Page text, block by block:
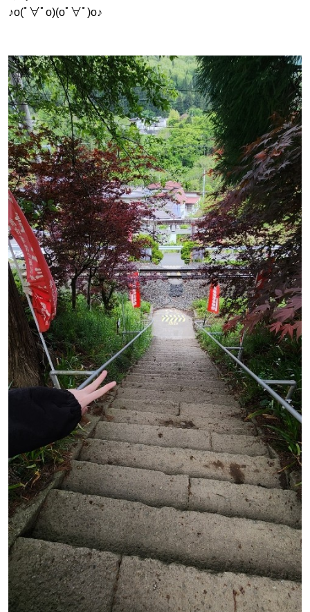
♪o(ﾟ∀ﾟo)(oﾟ∀ﾟ)o♪